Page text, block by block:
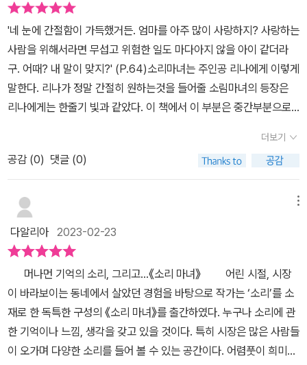
까?내가 오래도록 간직하고 싶은 소리는 무엇일까 생각해 보았다.내
기억으로는 '엄마 왔다~ 아빠왔다~'라는 엄마아빠의 귀가를 알리는
소리..그리고 아침마다 지저귀는 새소리..그리고 빗소리..나뭇잎 바스
락 거리는 소리..그리고 제일 벅찼던... 아이가 처음 내게 불러준...'엄
마'라고 불러주었던 아이의 목소리..이 글을 쓰시면 다시금 나의 소리
를 곱씹고 있자니...나도 리나의 엄마처럼 오늘은 단꿈을 꿀 것만 같
을 무의식의 세계라고도 하는데 그 안에는 무엇이 있을지, 기억하고
싶은 것이 있을지, 잊고 싶었던 것인지, 어떤 형태로 있는지 궁금하다.
나도 내 꿈에 또는 사랑하는 누군가의 꿈속에 가보고 싶다 생각했다.
그게 또 나한테 유익일지 아니면 괴로운 기억으로 남을지 모르겠다.
소리 마녀, 연보랏빛 몽환적인 느낌의 그림을 보며 짧은 환타지 여행
을 한듯하다.p.23 잊었던 소리가 생생하게 떠올라서 그랬나 보구나.
이렇게 소리는 기억과 밀접한 연관이 있단다. 그러니까 무서운 순간
에 들었던 소리를 다시 들으면 그때 느꼈던 두려움이 떠오르기 마련
'네 눈에 간절함이 가득했거든. 엄마를 아주 많이 사랑하지? 사랑하는
사람을 위해서라면 무섭고 위험한 일도 마다아지 않을 아이 같더라
구. 어때? 내 말이 맞지?' (P.64)소리마녀는 주인공 리나에게 이렇게
말한다. 리나가 정말 간절히 원하는것을 들어줄 소림마녀의 등장은
리나에게는 한줄기 빛과 같았다. 이 책에서 이 부분은 중간부분으로
뭘까? 정말 많이 사랑하는 사람을 위해서라면 뭐든지 할 수있다는 그
런 간절한 마음이란...리나는 엄마의 불면증을 위해 많은 고민을 한다.
그 고민들이 엄마를 얼마나 사랑하는지 알기때문에 나도 같이 고민을
하게 된 것 같다.특히나 어른이 아이를 위해서 하는 고민과 그 고민을
위해 큰 결심을 하는 부분이 리나의 마음이 얼마나 간절했는지 느껴
졌기 때문이다.작가는 '소리'에 대한 이야기로 이 책을 엮어 나갔다고
작가의말에 소개되어 있다.우리는 수많은 소리를 들으며 산다. 내가
듣고 싶은 소리도 있지만 때론 듣고 싶진 않은 소리도 있겠고, 기억하
고 싶은 소리도 있는 반면 잊고 싶은 기억도 있기마련이다. 이 책을 읽
으면서 나의 학창시절 아침에 엄마의 밥짓는 소리로 잠이 깼던 때가
생각났다.뚝딱뚝딱 맛있는 아침을 항상챙겨주셨던 엄마의 그 부엌에
더보기
공감 (0) 댓글 (0)
다알리아2023-02-23
이 바라보이는 동네에서 살았던 경험을 바탕으로 작가는 ‘소리’를 소
재로 한 독특한 구성의 《소리 마녀》를 출간하였다. 누구나 소리에 관
한 기억이나 느낌, 생각을 갖고 있을 것이다. 특히 시장은 많은 사람들
이 오가며 다양한 소리를 들어 볼 수 있는 공간이다. 어렴풋이 희미하